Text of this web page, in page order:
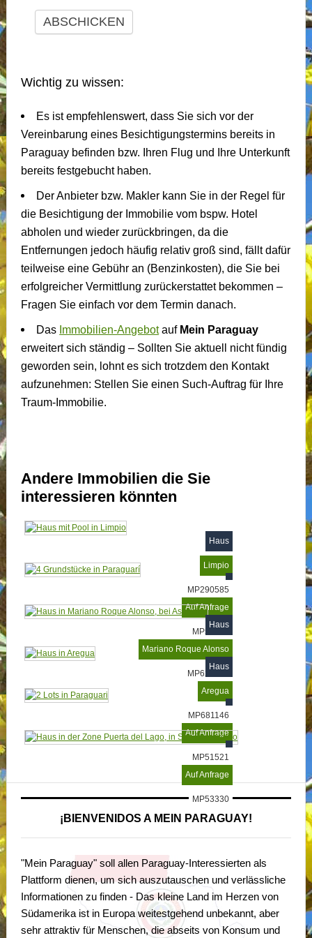
ABSCHICKEN
Wichtig zu wissen:
Es ist empfehlenswert, dass Sie sich vor der
Vereinbarung eines Besichtigungstermins bereits in
Paraguay befinden bzw. Ihren Flug und Ihre Unterkunft
bereits festgebucht haben.
Der Anbieter bzw. Makler kann Sie in der Regel für
die Besichtigung der Immobilie vom bspw. Hotel
abholen und wieder zurückbringen, da die
Entfernungen jedoch häufig relativ groß sind, fällt dafür
teilweise eine Gebühr an (Benzinkosten), die Sie bei
erfolgreicher Vermittlung zurückerstattet bekommen –
Fragen Sie einfach vor dem Termin danach.
Das Immobilien-Angebotauf Mein Paraguay
erweitert sich ständig – Sollten Sie aktuell nicht fündig
geworden sein, lohnt es sich trotzdem den Kontakt
aufzunehmen: Stellen Sie einen Such-Auftrag für Ihre
Traum-Immobilie.
Andere Immobilien die Sie
interessieren könnten
Haus
Limpio
MP290585
Auf Anfrage
MP55205
Haus
Mariano Roque Alonso
MP625718
Haus
Aregua
MP681146
Auf Anfrage
MP51521
Auf Anfrage
MP53330
¡BIENVENIDOS A MEIN PARAGUAY!
"Mein Paraguay" soll allen Paraguay-Interessierten als
Plattform dienen, um sich auszutauschen und verlässliche
Informationen zu finden - Das kleine Land im Herzen von
Südamerika ist in Europa weitestgehend unbekannt, aber
sehr attraktiv für Menschen, die abseits von Konsum und